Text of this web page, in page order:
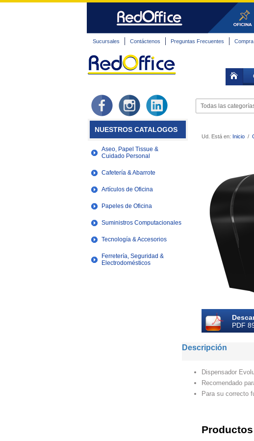
Sucursales Contáctenos Preguntas Frecuentes
NUESTROS CATALOGOS
Aseo, Papel Tissue &
Cuidado Personal
Cafetería & Abarrote
Artículos de Oficina
Papeles de Oficina
Suministros Computacionales
Tecnología & Accesorios
Ferretería, Seguridad &
Electrodomésticos
Ud. Está en: Inicio /
PDF
Descripción
Dispensador
Recomendado
Para su correcto